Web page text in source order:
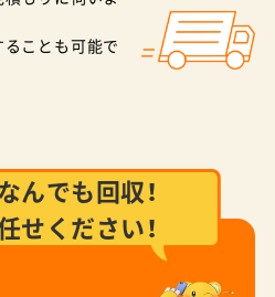
ることも可能で
んでも回収！
せください！